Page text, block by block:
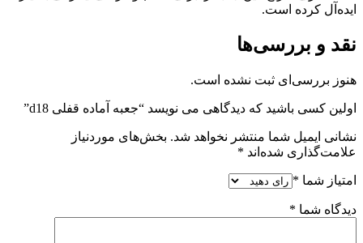
ایده‌آل کرده است.
نقد و بررسی‌ها
هنوز بررسی‌ای ثبت نشده است.
اولین کسی باشید که دیدگاهی می نویسد “جعبه آماده قفلی d18”
نشانی ایمیل شما منتشر نخواهد شد. بخش‌های موردنیاز
علامت‌گذاری شده‌اند *
امتیاز شما *
دیدگاه شما *